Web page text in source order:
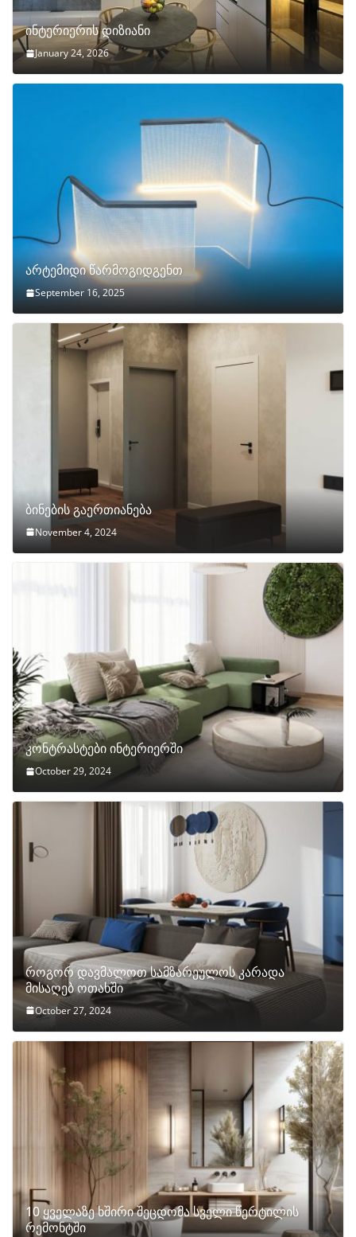
ინტერიერის დიზიანი
January 24, 2026
არტემიდი წარმოგიდგენთ
September 16, 2025
ბინების გაერთიანება
November 4, 2024
კონტრასტები ინტერიერში
October 29, 2024
როგორ დავმალოთ სამზარეულოს კარადა
მისაღებ ოთახში
October 27, 2024
10 ყველაზე ხშირი შეცდომა სველი წერტილის
რემონტში